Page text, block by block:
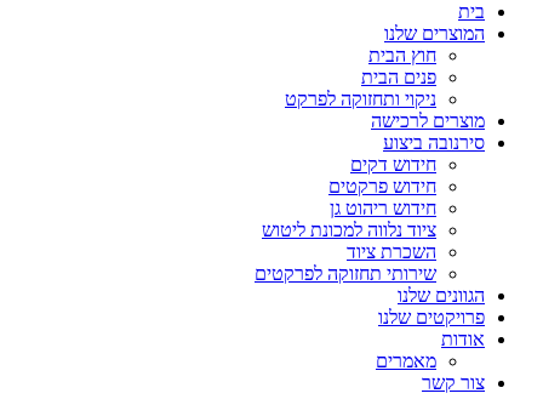
בית
המוצרים שלנו
חוץ הבית
פנים הבית
ניקוי ותחזוקה לפרקט
מוצרים לרכישה
סירנובה ביצוע
חידוש דקים
חידוש פרקטים
חידוש ריהוט גן
ציוד נלווה למכונת ליטוש
השכרת ציוד
שירותי תחזוקה לפרקטים
הגוונים שלנו
פרויקטים שלנו
אודות
מאמרים
צור קשר